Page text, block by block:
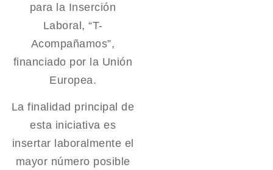
para la Inserción
Laboral, “T-
Acompañamos”,
financiado por la Unión
Europea.
La finalidad principal de
esta iniciativa es
insertar laboralmente el
mayor número posible